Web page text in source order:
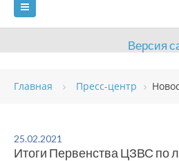
Версия
ГЛАВНАЯ
ВИДЫ СПОРТА
Главная Пресс-центр
25.02.2021
Итоги Первенства ЦЗВС по